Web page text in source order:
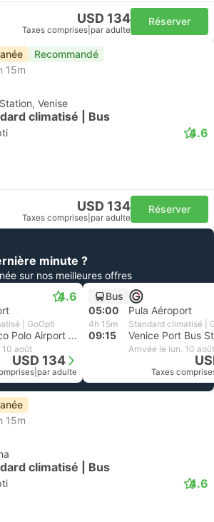
USD 134
Taxes comprises par adulte
Réserver
Recommandé
15m
Venise
climatisé | Bus
4.6
USD 134
Taxes comprises par adulte
Réserver
minute ?
sur nos meilleures offres
4.6
| GoOpti
Venice Marco Polo Airport Parking 5
10 août
USD 134
par adulte
Bus
05:00
Pula Aéroport
4h 15m Standard climatisé |
09:15 Venice Port Bus
Arrivée le lun. 10 août
Taxes
15m
climatisé | Bus
4.6